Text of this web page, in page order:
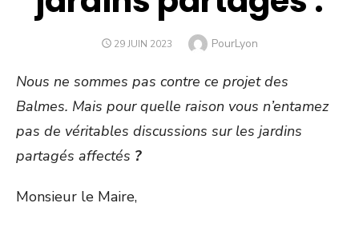
POSTED
29 JUIN 2023 Author
PourLyon
Nous ne sommes pas contre ce projet des
Balmes. Mais pour quelle raison vous n’entamez
pas de véritables discussions sur les jardins
partagés affectés ?
Monsieur le Maire,